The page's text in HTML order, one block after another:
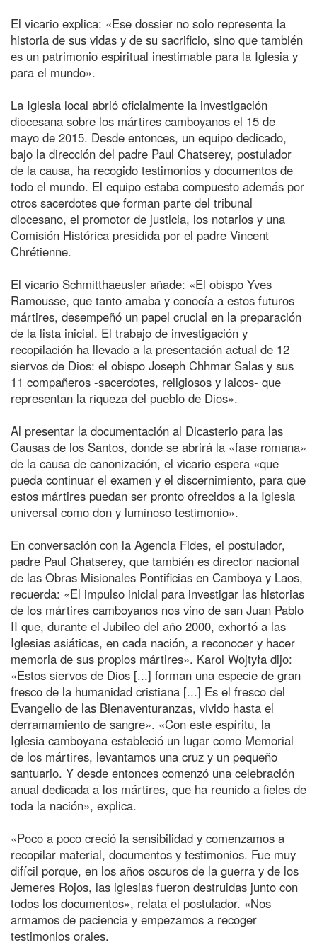
El vicario explica: «Ese dossier no solo representa la
historia de sus vidas y de su sacrificio, sino que también
es un patrimonio espiritual inestimable para la Iglesia y
para el mundo».
La Iglesia local abrió oficialmente la investigación
diocesana sobre los mártires camboyanos el 15 de
mayo de 2015. Desde entonces, un equipo dedicado,
bajo la dirección del padre Paul Chatserey, postulador
de la causa, ha recogido testimonios y documentos de
todo el mundo. El equipo estaba compuesto además por
otros sacerdotes que forman parte del tribunal
diocesano, el promotor de justicia, los notarios y una
Comisión Histórica presidida por el padre Vincent
Chrétienne.
El vicario Schmitthaeusler añade: «El obispo Yves
Ramousse, que tanto amaba y conocía a estos futuros
mártires, desempeñó un papel crucial en la preparación
de la lista inicial. El trabajo de investigación y
recopilación ha llevado a la presentación actual de 12
siervos de Dios: el obispo Joseph Chhmar Salas y sus
11 compañeros -sacerdotes, religiosos y laicos- que
representan la riqueza del pueblo de Dios».
Al presentar la documentación al Dicasterio para las
Causas de los Santos, donde se abrirá la «fase romana»
de la causa de canonización, el vicario espera «que
pueda continuar el examen y el discernimiento, para que
estos mártires puedan ser pronto ofrecidos a la Iglesia
universal como don y luminoso testimonio».
En conversación con la Agencia Fides, el postulador,
padre Paul Chatserey, que también es director nacional
de las Obras Misionales Pontificias en Camboya y Laos,
recuerda: «El impulso inicial para investigar las historias
de los mártires camboyanos nos vino de san Juan Pablo
II que, durante el Jubileo del año 2000, exhortó a las
Iglesias asiáticas, en cada nación, a reconocer y hacer
memoria de sus propios mártires». Karol Wojtyła dijo:
«Estos siervos de Dios [...] forman una especie de gran
fresco de la humanidad cristiana [...] Es el fresco del
Evangelio de las Bienaventuranzas, vivido hasta el
derramamiento de sangre». «Con este espíritu, la
Iglesia camboyana estableció un lugar como Memorial
de los mártires, levantamos una cruz y un pequeño
santuario. Y desde entonces comenzó una celebración
anual dedicada a los mártires, que ha reunido a fieles de
toda la nación», explica.
«Poco a poco creció la sensibilidad y comenzamos a
recopilar material, documentos y testimonios. Fue muy
difícil porque, en los años oscuros de la guerra y de los
Jemeres Rojos, las iglesias fueron destruidas junto con
todos los documentos», relata el postulador. «Nos
armamos de paciencia y empezamos a recoger
testimonios orales.